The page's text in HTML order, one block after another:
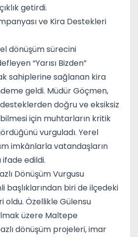
getirdi.
ve Kira Destekleri
dönüşüm sürecini
“Yarısı Bizden”
sahiplerine sağlanan kira
geldi. Müdür Göçmen,
doğru ve eksiksiz
için muhtarların kritik
vurguladı. Yerel
imkânlarla vatandaşların
ifade edildi.
Dönüşüm Vurgusu
başlıklarından biri de ilçedeki
oldu. Özellikle Gülensu
üzere Maltepe
dönüşüm projeleri, imar